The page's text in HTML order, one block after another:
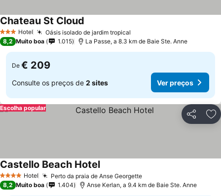
3 EstrelasHotel Oásis isolado de jardim tropical
Chateau St Cloud
8,2 Muito boa 1.015 La Passe, a 8.3 km de Baie Ste. Anne
De € 209
Consulte os preços de 2 sites Ver preços
Partilhar
Escolha popular
4 EstrelasHotel Perto da praia de Anse GeorgetteVer preços
Castello Beach HotelVer preços
8,2 Muito boa 1.404 Anse Kerlan, a 9.4 km de Baie Ste. Anne